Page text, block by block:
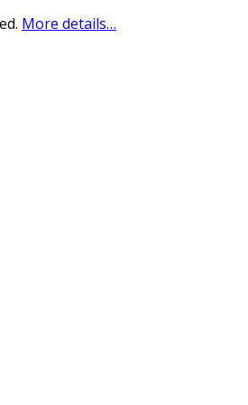
More details…